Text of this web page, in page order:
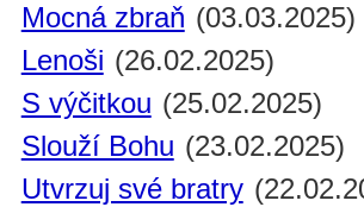
Mocná zbraň (03.03.2025)
Lenoši (26.02.2025)
S výčitkou (25.02.2025)
Slouží Bohu (23.02.2025)
Utvrzuj své bratry